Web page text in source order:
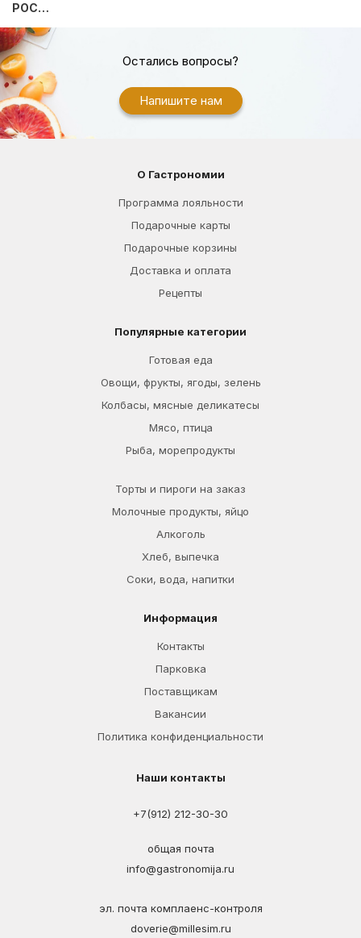
РОССИЯ
Остались вопросы?
Напишите нам
О Гастрономии
Программа лояльности
Подарочные карты
Подарочные корзины
Доставка и оплата
Рецепты
Популярные категории
Готовая еда
Овощи, фрукты, ягоды, зелень
Колбасы, мясные деликатесы
Мясо, птица
Рыба, морепродукты
Торты и пироги на заказ
Молочные продукты, яйцо
Алкоголь
Хлеб, выпечка
Соки, вода, напитки
Информация
Контакты
Парковка
Поставщикам
Вакансии
Политика конфиденциальности
Наши контакты
+7(912) 212-30-30
общая почта
info@gastronomija.ru
эл. почта комплаенс-контроля
doverie@millesim.ru